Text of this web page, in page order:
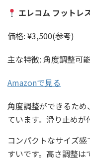
エレコム フットレ
価格: ¥3,500(参考)
主な特徴: 角度調整可
Amazonで見る
角度調整ができるた
ています。滑り止めが
コンパクトなサイズ
すいです。高さ調整